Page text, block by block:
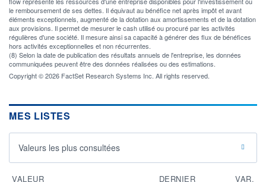
le remboursement de ses dettes. Il équivaut au bénéfice net après impôt et avant
éléments exceptionnels, augmenté de la dotation aux amortissements et de la dotation
aux provisions. Il permet de mesurer le cash utilisé ou procuré par les activités
régulières d'une société. Il mesure ainsi sa capacité à générer des flux de bénéfices
hors activités exceptionnelles et non récurrentes.
(8) Selon la date de publication des résultats annuels de l'entreprise, les données
communiquées peuvent être des données réalisées ou des estimations.
Copyright © 2026 FactSet Research Systems Inc. All rights reserved.
MES LISTES
Valeurs les plus consultées
VALEUR DERNIER
VAR.